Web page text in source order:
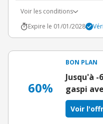
Voir les conditions
Expire le 01/01/2028
60%
BON PLAN
Jusqu'à
gaspi
Voir